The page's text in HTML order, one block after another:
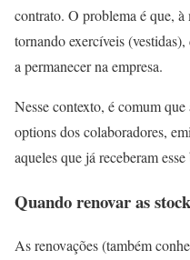
contrato. O problema é que, à
tornando exercíveis
a permanecer na empresa.
Nesse contexto, é comum
options dos colaboradores,
aqueles que já receberam
Quando renovar as
As renovações (também